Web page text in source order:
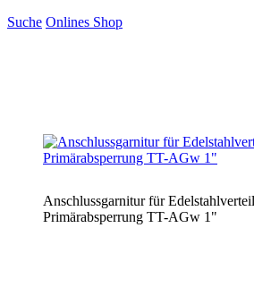
Suche Onlines Shop
Anschlussgarnitur für
Primärabsperrung TT-AGw 1"